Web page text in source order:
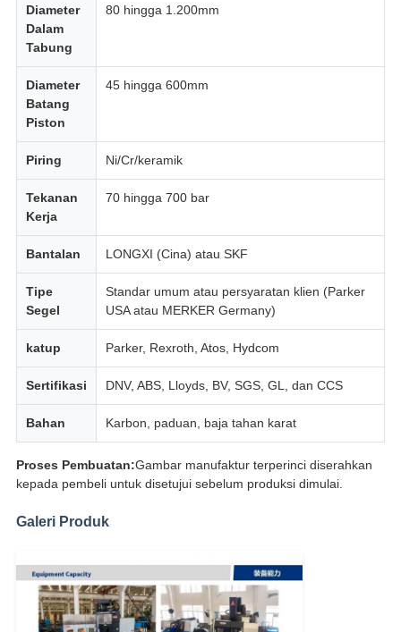
Diameter
Dalam
Tabung
80 hingga 1.200mm
Diameter
Batang
Piston
45 hingga 600mm
Piring Ni/Cr/keramik
Tekanan
Kerja
70 hingga 700 bar
Bantalan LONGXI (Cina) atau SKF
Tipe
Segel
Standar umum atau persyaratan klien (Parker
USA atau MERKER Germany)
katup Parker, Rexroth, Atos, Hydcom
Sertifikasi DNV, ABS, Lloyds, BV, SGS, GL, dan CCS
Bahan Karbon, paduan, baja tahan karat
Proses Pembuatan:Gambar manufaktur terperinci diserahkan
kepada pembeli untuk disetujui sebelum produksi dimulai.
Galeri Produk